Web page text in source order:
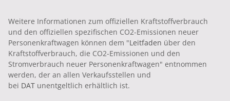
Weitere Informationen zum offiziellen Kraftstoffverbrauch
und den offiziellen spezifischen CO2-Emissionen neuer
Personenkraftwagen können dem "Leitfaden über den
Kraftstoffverbrauch, die CO2-Emissionen und den
Stromverbrauch neuer Personenkraftwagen" entnommen
werden, der an allen Verkaufsstellen und
bei DAT unentgeltlich erhältlich ist.